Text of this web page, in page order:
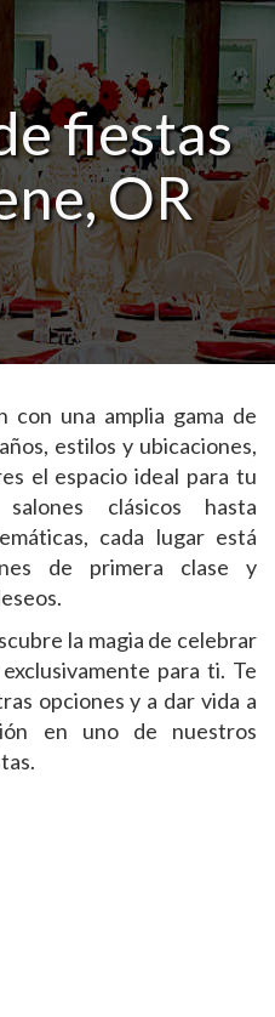
fiestas
OR
con una amplia gama de
estilos y ubicaciones,
el espacio ideal para tu
clásicos hasta
cada lugar está
de primera clase y
la magia de celebrar
para ti. Te
opciones y a dar vida a
en uno de nuestros